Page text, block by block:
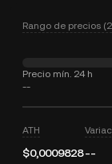
Rango de precios
Precio mín. 24 h
--
ATH
$0,0009828--